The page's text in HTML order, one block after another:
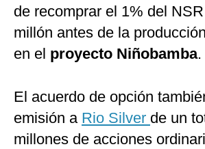
de recomprar el 1% del
millón antes de la
en el proyecto Niñobamba.
El acuerdo de opción
emisión a Rio Silver de un
millones de acciones